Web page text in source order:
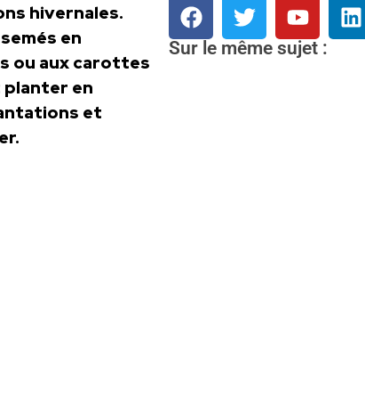
hivernales.
en
ou aux carottes
planter en
et
Sur le même sujet :